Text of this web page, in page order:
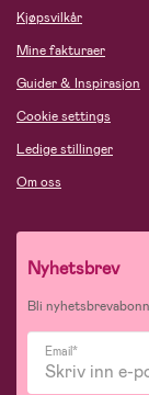
Kjøpsvilkår
Mine fakturaer
Guider & Inspirasjon
Cookie settings
Ledige stillinger
Om oss
Nyhetsbrev
Bli
Email*